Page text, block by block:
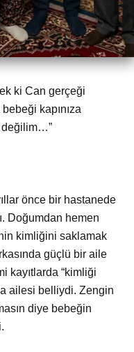
ki Can gerçeği
kapınıza
değilim…”
önce bir hastanede
Doğumdan hemen
kimliğini saklamak
güçlü bir aile
kayıtlarda “kimliği
ailesi belliydi. Zengin
diye bebeğin